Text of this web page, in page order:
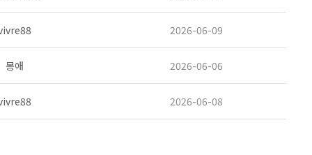
2026-06-09
몽애 2026-06-06
2026-06-08